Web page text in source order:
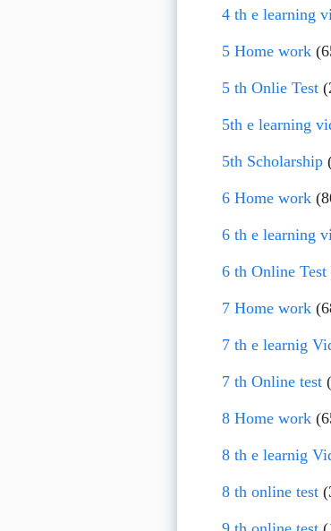
4 th e learning
5 Home work
5 th Onlie Test
5th e learning
5th Scholarship
6 Home work
6 th e learning
6 th Online Test
7 Home work
7 th e learnig
7 th Online test
8 Home work
8 th e learnig
8 th online test